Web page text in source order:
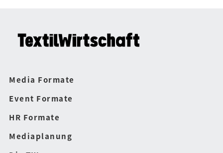
Media Formate
Event Formate
HR Formate
Mediaplanung